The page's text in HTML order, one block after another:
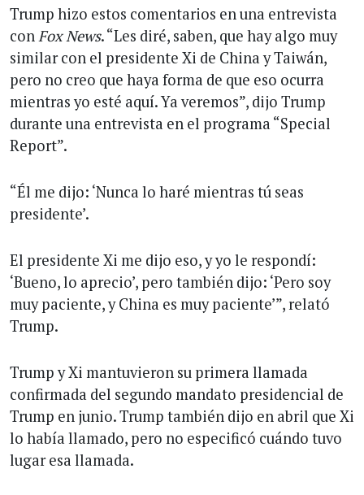
Trump hizo estos comentarios en una entrevista
conFox News. “Les diré, saben, que hay algo muy
similar con el presidente Xi de China y Taiwán,
pero no creo que haya forma de que eso ocurra
mientras yo esté aquí. Ya veremos”, dijo Trump
durante una entrevista en el programa “Special
Report”.
“Él me dijo: ‘Nunca lo haré mientras tú seas
presidente’.
El presidente Xi me dijo eso, y yo le respondí:
‘Bueno, lo aprecio’, pero también dijo: ‘Pero soy
muy paciente, y China es muy paciente’”, relató
Trump.
Trump y Xi mantuvieron su primera llamada
confirmada del segundo mandato presidencial de
Trump en junio. Trump también dijo en abril que Xi
lo había llamado, pero no especificó cuándo tuvo
lugar esa llamada.